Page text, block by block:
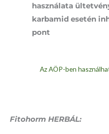
használata
karbamid esetén
pont
Az AÖP-ben
Fitohorm HERBÁL: